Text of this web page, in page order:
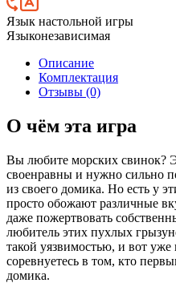
Язык настольной игры
Языконезависимая
Описание
Комплектация
Отзывы (0)
О чём эта игра
Вы любите морских свинок?
своенравны и нужно сильно
из своего домика. Но есть у
просто обожают различные
даже пожертвовать
любитель этих пухлых
такой уязвимостью, и вот уже
соревнуетесь в том, кто
домика.